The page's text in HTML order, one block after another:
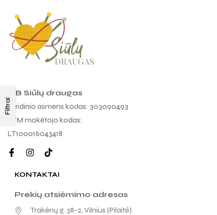
Filtrai
MB Siūlų draugas
Juridinio asmens kodas: 303090493
PVM mokėtojo kodas:
LT100016043418
KONTAKTAI
Prekių atsiėmimo adresas
Trakėnų g. 38-2, Vilnius (Pilaitė)